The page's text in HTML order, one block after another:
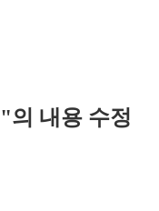
의 내용 수정